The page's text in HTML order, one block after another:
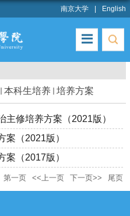
南京大学 English
本科生培养 培养方案
修培养方案（2021版）
案（2021版）
案（2017版）
第一页 <<上一页 下一页>> 尾页